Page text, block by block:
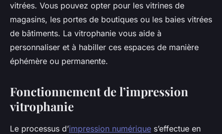
vitrées. Vous pouvez opter pour les vitrines de
magasins, les portes de boutiques ou les baies vitrées
de bâtiments. La vitrophanie vous aide à
personnaliser et à habiller ces espaces de manière
éphémère ou permanente.
Fonctionnement de l’impression
vitrophanie
Le processus d’impression numérique s’effectue en